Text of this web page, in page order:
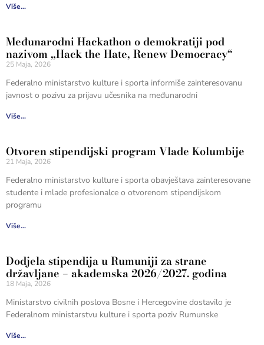
Više...
Međunarodni Hackathon o demokratiji pod
nazivom „Hack the Hate, Renew Democracy“
25 Maja, 2026
Federalno ministarstvo kulture i sporta informiše zainteresovanu
javnost o pozivu za prijavu učesnika na međunarodni
Više...
Otvoren stipendijski program Vlade Kolumbije
21 Maja, 2026
Federalno ministarstvo kulture i sporta obavještava zainteresovane
studente i mlade profesionalce o otvorenom stipendijskom
programu
Više...
Dodjela stipendija u Rumuniji za strane
državljane – akademska 2026/2027. godina
18 Maja, 2026
Ministarstvo civilnih poslova Bosne i Hercegovine dostavilo je
Federalnom ministarstvu kulture i sporta poziv Rumunske
Više...